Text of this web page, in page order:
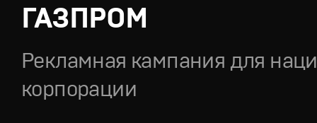
ГАЗПРОМ
Рекламная кампания для
корпорации